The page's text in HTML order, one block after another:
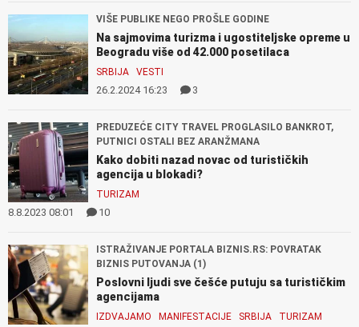
VIŠE PUBLIKE NEGO PROŠLE GODINE
Na sajmovima turizma i ugostiteljske opreme u
Beogradu više od 42.000 posetilaca
SRBIJA VESTI
26.2.2024 16:23 3
PREDUZEĆE CITY TRAVEL PROGLASILO BANKROT,
PUTNICI OSTALI BEZ ARANŽMANA
Kako dobiti nazad novac od turističkih
agencija u blokadi?
TURIZAM
8.8.2023 08:01 10
ISTRAŽIVANJE PORTALA BIZNIS.RS: POVRATAK
BIZNIS PUTOVANJA (1)
Poslovni ljudi sve češće putuju sa turističkim
agencijama
IZDVAJAMO MANIFESTACIJE SRBIJA TURIZAM